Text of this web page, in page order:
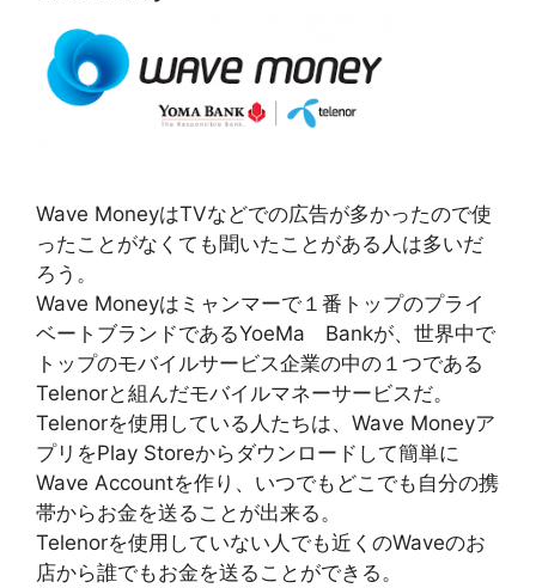
Wave MoneyはTVなどでの広告が多かったので使
ったことがなくても聞いたことがある人は多いだ
ろう。
Wave Moneyはミャンマーで１番トップのプライ
ベートブランドであるYoeMa Bankが、世界中で
トップのモバイルサービス企業の中の１つである
Telenorと組んだモバイルマネーサービスだ。
Telenorを使用している人たちは、Wave Moneyア
プリをPlay Storeからダウンロードして簡単に
Wave Accountを作り、いつでもどこでも自分の携
帯からお金を送ることが出来る。
Telenorを使用していない人でも近くのWaveのお
店から誰でもお金を送ることができる。